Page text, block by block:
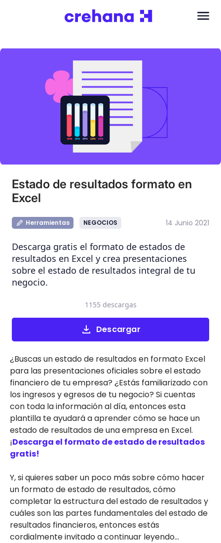
Estado de resultados formato en
Excel
Herramientas NEGOCIOS 14 Junio 2021
Descarga gratis el formato de estados de
resultados en Excel y crea presentaciones
sobre el estado de resultados integral de tu
negocio.
Descargar
1155 descargas
¿Buscas un estado de resultados en formato Excel
para las presentaciones oficiales sobre el estado
financiero de tu empresa? ¿Estás familiarizado con
los ingresos y egresos de tu negocio? Si cuentas
con toda la información al día, entonces esta
plantilla te ayudará a aprender cómo se hace un
estado de resultados de una empresa en Excel.
¡Descarga el formato de estado de resultados
gratis!
Y, si quieres saber un poco más sobre cómo hacer
un formato de estado de resultados, cómo
completar la estructura del estado de resultados y
cuáles son las partes fundamentales del estado de
resultados financieros, entonces estás
cordialmente invitado a continuar leyendo...